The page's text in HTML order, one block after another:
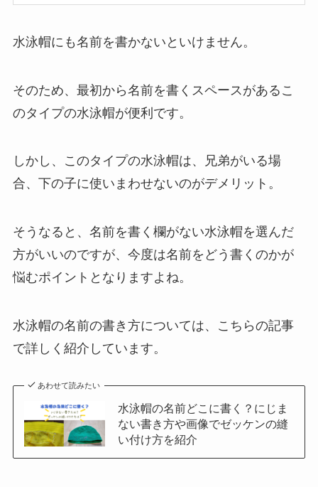
水泳帽にも名前を書かないといけません。
そのため、最初から名前を書くスペースがあるこ
のタイプの水泳帽が便利です。
しかし、このタイプの水泳帽は、兄弟がいる場
合、下の子に使いまわせないのがデメリット。
そうなると、名前を書く欄がない水泳帽を選んだ
方がいいのですが、今度は名前をどう書くのかが
悩むポイントとなりますよね。
水泳帽の名前の書き方については、こちらの記事
で詳しく紹介しています。
あわせて読みたい
水泳帽の名前どこに書く？にじま
ない書き方や画像でゼッケンの縫
い付け方を紹介